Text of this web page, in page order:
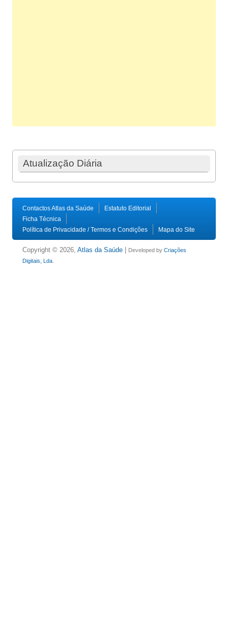
Atualização Diária
Contactos Atlas da Saúde
Estatuto Editorial
Ficha Técnica
Política de Privacidade / Termos e Condições
Mapa do Site
Copyright © 2026, Atlas da Saúde Developed by Criações
Digitais, Lda